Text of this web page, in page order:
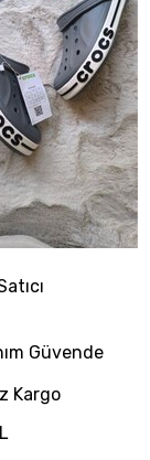
Güvende
Kargo